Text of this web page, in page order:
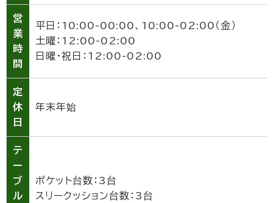
営
業
時
間
平日：10:00-00:00、10:00-02:00（金）
土曜：12:00-02:00
日曜・祝日：12:00-02:00
定
休
日
年末年始
テ
ー
ブ
ル
ポケット台数：3台
スリークッション台数：3台